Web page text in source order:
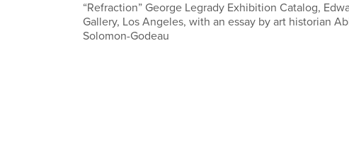
“Refraction” George Legrady Exhibition Catalog,
Gallery, Los Angeles, with an essay by art historian
Solomon-Godeau